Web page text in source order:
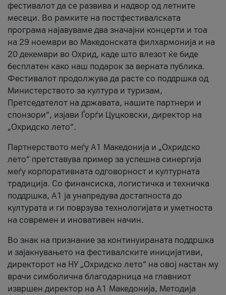
фестивалот да се развива и надвор од летните
месеци. Во рамките на постфестивалската
програма најавуваме два значајни концерти и тоа
на 29 ноември во Македонската филхармонија и на
20 декември во Охрид, каде што влезот ќе биде
бесплатен како наш подарок за верната публика.
Фестивалот продолжува да расте со поддршка од
Министерството за култура и туризам,
Претседателот на државата, нашите партнери и
спонзори“, изјави Ѓорѓи Цуцковски, директор на
„Охридско лето“.
Партнерството меѓу A1 Македонија и „Охридско
лето“ претставува пример за успешна синергија
меѓу корпоративната одговорност и културната
традиција. Со финансиска, логистичка и техничка
поддршка, A1 ја унапредува достапноста до
културата и ги поврзува технологијата и уметноста
на современ и иновативен начин.
Во знак на признание за континуираната поддршка
и зајакнувањето на фестивалските иницијативи,
директорот на НУ „Охридско лето“ на овој настан му
врачи симболична благодарница на главниот
извршен директор на A1 Македонија, Методија